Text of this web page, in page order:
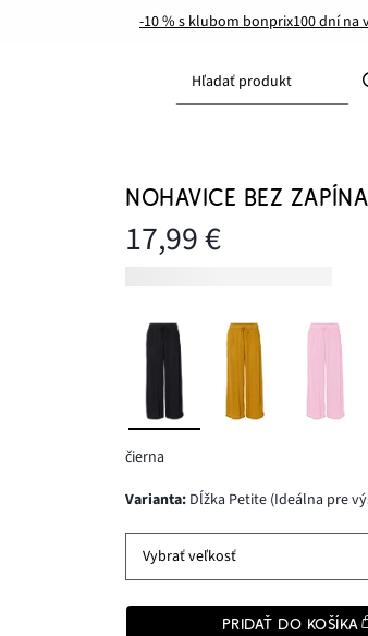
-10 % s klubom bonprix100 dní na
Hľadať produkt
NOHAVICE BEZ
17,99 €
čierna
varianta: Dĺžka Petite (Ideálna pre
Vybrať veľkosť
PRIDAŤ DO KOŠÍKA